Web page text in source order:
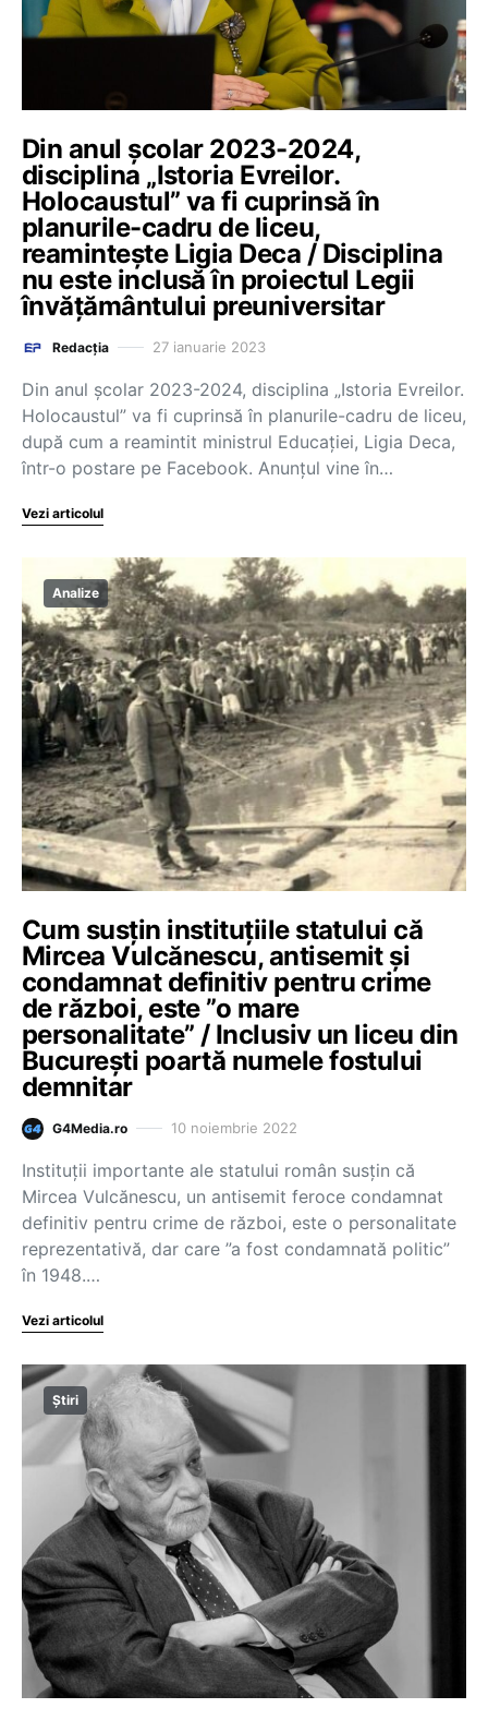
Din anul școlar 2023-2024,
disciplina „Istoria Evreilor.
Holocaustul” va fi cuprinsă în
planurile-cadru de liceu,
reamintește Ligia Deca / Disciplina
nu este inclusă în proiectul Legii
învățământului preuniversitar
Redacția 27 ianuarie 2023
Din anul școlar 2023-2024, disciplina „Istoria Evreilor.
Holocaustul” va fi cuprinsă în planurile-cadru de liceu,
după cum a reamintit ministrul Educației, Ligia Deca,
într-o postare pe Facebook. Anunțul vine în…
Vezi articolul
Analize
Cum susțin instituțiile statului că
Mircea Vulcănescu, antisemit și
condamnat definitiv pentru crime
de război, este ”o mare
personalitate” / Inclusiv un liceu din
București poartă numele fostului
demnitar
G4Media.ro 10 noiembrie 2022
Instituții importante ale statului român susțin că
Mircea Vulcănescu, un antisemit feroce condamnat
definitiv pentru crime de război, este o personalitate
reprezentativă, dar care ”a fost condamnată politic”
în 1948.…
Vezi articolul
Știri